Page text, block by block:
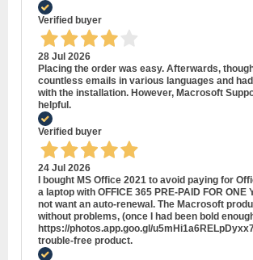
Verified buyer
28 Jul 2026
Placing the order was easy. Afterwards,
countless emails in various languages and
with the installation. However, Macrosoft
helpful.
Verified buyer
24 Jul 2026
I bought MS Office 2021 to avoid paying for
a laptop with OFFICE 365 PRE-PAID FOR ONE
not want an auto-renewal. The Macrosoft
without problems, (once I had been bold
https://photos.app.goo.gl/
trouble-free product.